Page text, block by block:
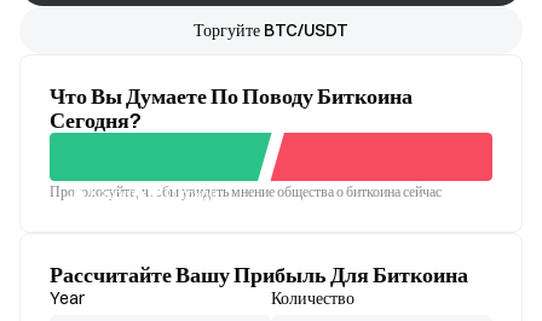
Торгуйте BTC/USDT
Что Вы Думаете По Поводу Биткоина
Сегодня?
Хорошо Плохой
Проголосуйте, чтобы увидеть мнение общества о биткоина сейчас
Рассчитайте Вашу Прибыль Для Биткоина
Year Количество